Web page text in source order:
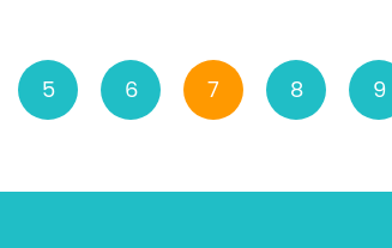
5 6 7 8 9